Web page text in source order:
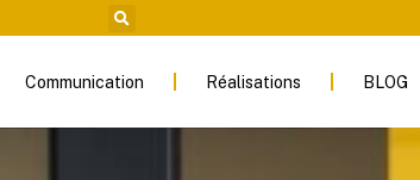
Communication Réalisations BLOG